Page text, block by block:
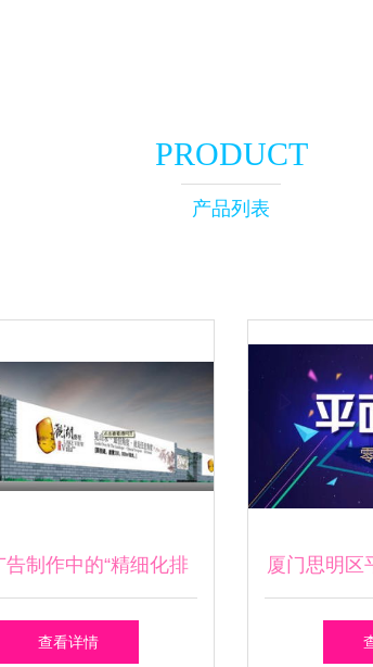
PRODUCT
产品列表
告制作中的“精细化排
水晶字到名片背胶的那
查看详情
厦门思明区
与